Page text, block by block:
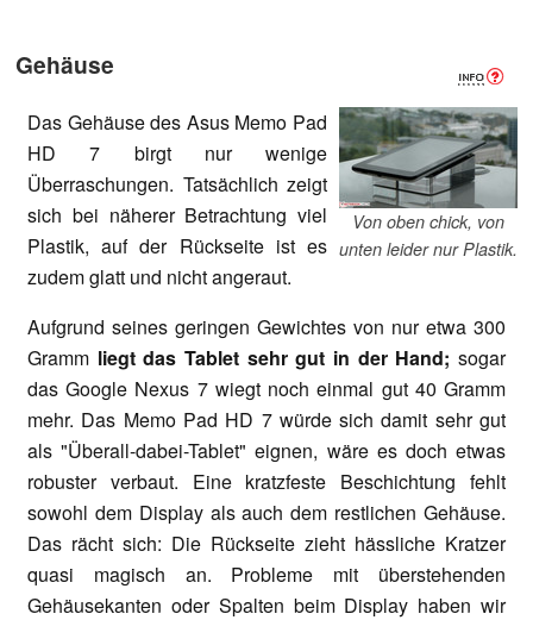
Gehäuse
Von oben chick, von
unten leider nur Plastik.
Das Gehäuse des Asus Memo Pad
HD 7 birgt nur wenige
Überraschungen. Tatsächlich zeigt
sich bei näherer Betrachtung viel
Plastik, auf der Rückseite ist es
zudem glatt und nicht angeraut.
Aufgrund seines geringen Gewichtes von nur etwa 300
Gramm liegt das Tablet sehr gut in der Hand; sogar
das Google Nexus 7 wiegt noch einmal gut 40 Gramm
mehr. Das Memo Pad HD 7 würde sich damit sehr gut
als "Überall-dabei-Tablet" eignen, wäre es doch etwas
robuster verbaut. Eine kratzfeste Beschichtung fehlt
sowohl dem Display als auch dem restlichen Gehäuse.
Das rächt sich: Die Rückseite zieht hässliche Kratzer
quasi magisch an. Probleme mit überstehenden
Gehäusekanten oder Spalten beim Display haben wir